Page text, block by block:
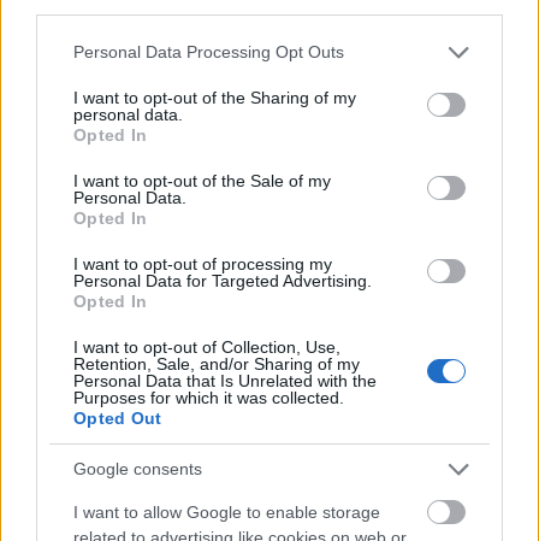
Please note that this website/app uses one or more Google
not limited to your visit or usage behaviour. You may click to
grant or deny consent to Google and its third-party tags to
use your data for below specified purposes in below Google
consent section.
Personal Data Processing Opt Outs
I want to opt-out of the Sharing of my
personal data.
Opted In
I want to opt-out of the Sale of my
Personal Data.
Opted In
I want to opt-out of processing my
Personal Data for Targeted Advertising.
Opted In
I want to opt-out of Collection, Use,
Retention, Sale, and/or Sharing of my
Personal Data that Is Unrelated with the
Purposes for which it was collected.
Opted Out
Google consents
I want to allow Google to enable storage
related to advertising like cookies on web or
διαφορετική. Μπορεί κανείς να αγοράσει
προϊόντα απευθείας, αλλά χωρίς καθοδήγηση
κινδυνεύει να χαθεί στον κυκεώνα των άπειρων,
παγκόσμιων επιλογών. Μπορεί κανείς να κλείσει
χρειαστεί κάτι πιο δύσκολο από ένα απλό ταξίδι η
ανθρώπινη παρέμβαση του ταξιδιωτικού
πράκτορα έγινε απαραίτητη. Ομοίως, μπορεί
κανείς να βρει τα πάντα στην Wikipedia, όμως
συχνά οι πληροφορίες της χρειάζονται
διασταύρωση. Η σοφία του πλήθους βοηθά
κυρίως όταν τα πράγματα είναι απλά, όταν όμως
γίνουν πιο σύνθετα τότε η γνώμη των ειδικών